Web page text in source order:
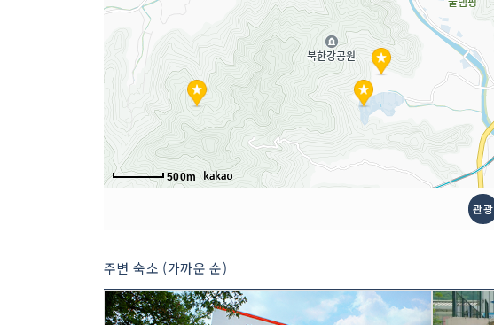
500m
관광
주변 숙소 (가까운 순)